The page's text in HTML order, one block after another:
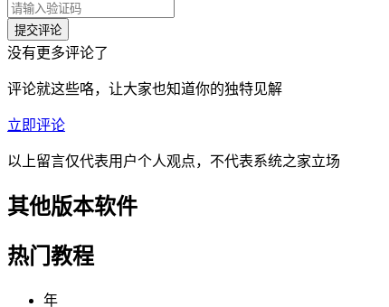
没有更多评论了
评论就这些咯，让大家也知道你的独特见解
立即评论
以上留言仅代表用户个人观点，不代表系统之家立场
其他版本软件
热门教程
年